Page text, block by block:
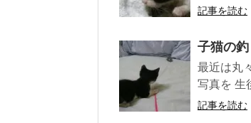
記事を読む
子猫の釣
最近は丸
写真を 生
記事を読む